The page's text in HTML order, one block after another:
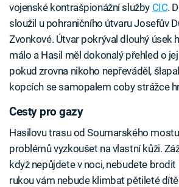
vojenské kontrašpionážní služby CIC.
sloužil u pohraničního útvaru Josefův
Zvonkové. Útvar pokrýval dlouhý úsek
málo a Hasil měl dokonalý přehled o
pokud zrovna nikoho nepřeváděl,
kopcích se samopalem coby strážce
Cesty pro gazy
Hasilovu trasu od Soumarského
problémů vyzkoušet na vlastní kůži.
když nepůjdete v noci, nebudete brodit
rukou vám nebude klimbat pětileté